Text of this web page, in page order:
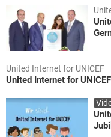
United Internet for UNICEF
United Internet for